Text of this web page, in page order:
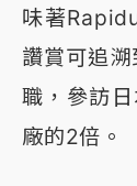
味著
讚賞可追
職，參訪
廠的2倍。